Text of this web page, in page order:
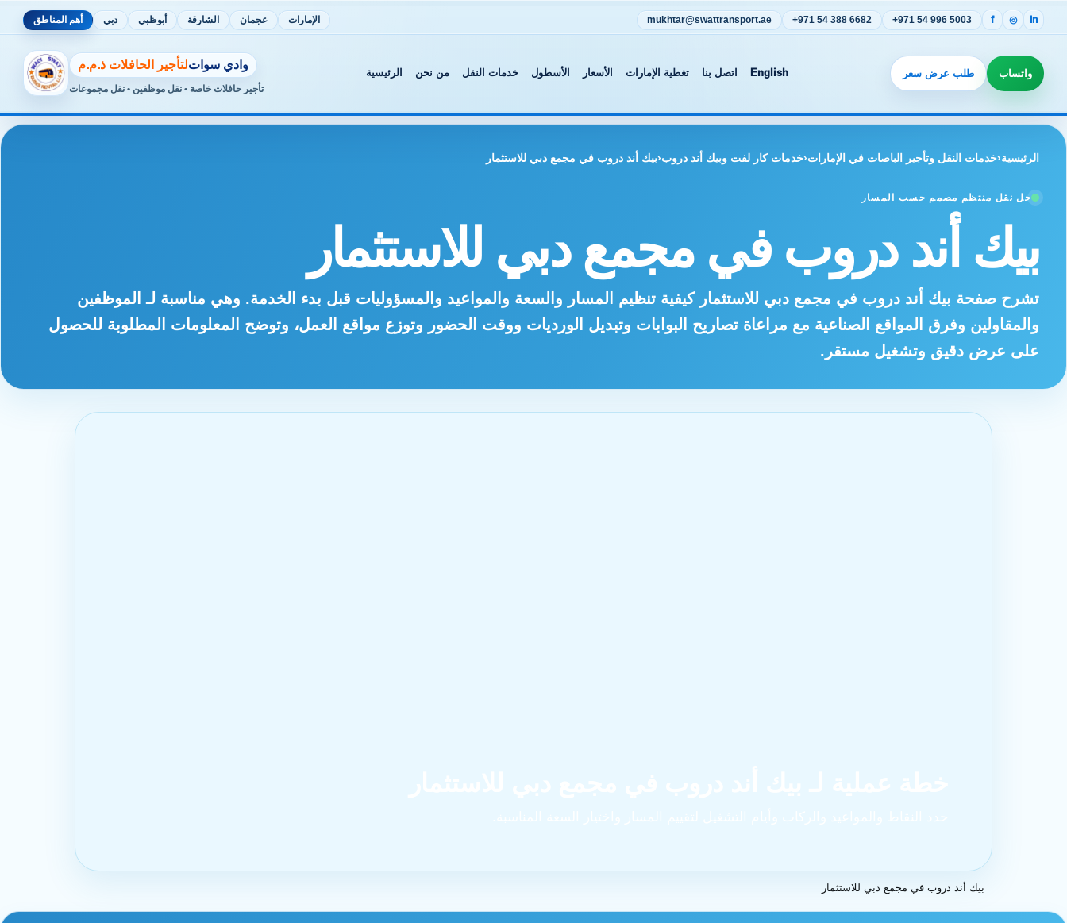
أهم المناطق دبي أبوظبي الشارقة عجمان الإمارات mukhtar@swattransport.ae +971 54 388 6682 +971 54 996 5003 f ◎ in
وادي سواتلتأجير الحافلات ذ.م.م
تأجير حافلات خاصة • نقل موظفين • نقل مجموعات
الرئيسية من نحن خدمات النقل الأسطول الأسعار تغطية الإمارات اتصل بنا English طلب عرض سعر واتساب
الرئيسية‹خدمات النقل وتأجير الباصات في الإمارات‹خدمات كار لفت وبيك أند دروب‹بيك أند دروب في مجمع دبي للاستثمار
حل نقل منتظم مصمم حسب المسار
بيك أند دروب في مجمع دبي للاستثمار
تشرح صفحة بيك أند دروب في مجمع دبي للاستثمار كيفية تنظيم المسار والسعة والمواعيد والمسؤوليات قبل بدء الخدمة. وهي مناسبة لـ الموظفين
والمقاولين وفرق المواقع الصناعية مع مراعاة تصاريح البوابات وتبديل الورديات ووقت الحضور وتوزع مواقع العمل، وتوضح المعلومات المطلوبة للحصول
على عرض دقيق وتشغيل مستقر.
بيك أند دروب في مجمع دبي للاستثمار